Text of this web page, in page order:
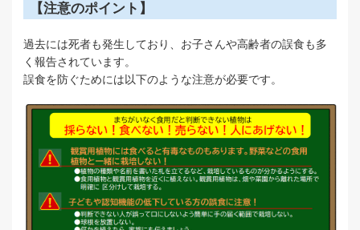
【注意のポイント】
過去には死者も発生しており、お子さんや高齢者の誤食も多
く報告されています。
誤食を防ぐためには以下のような注意が必要です。